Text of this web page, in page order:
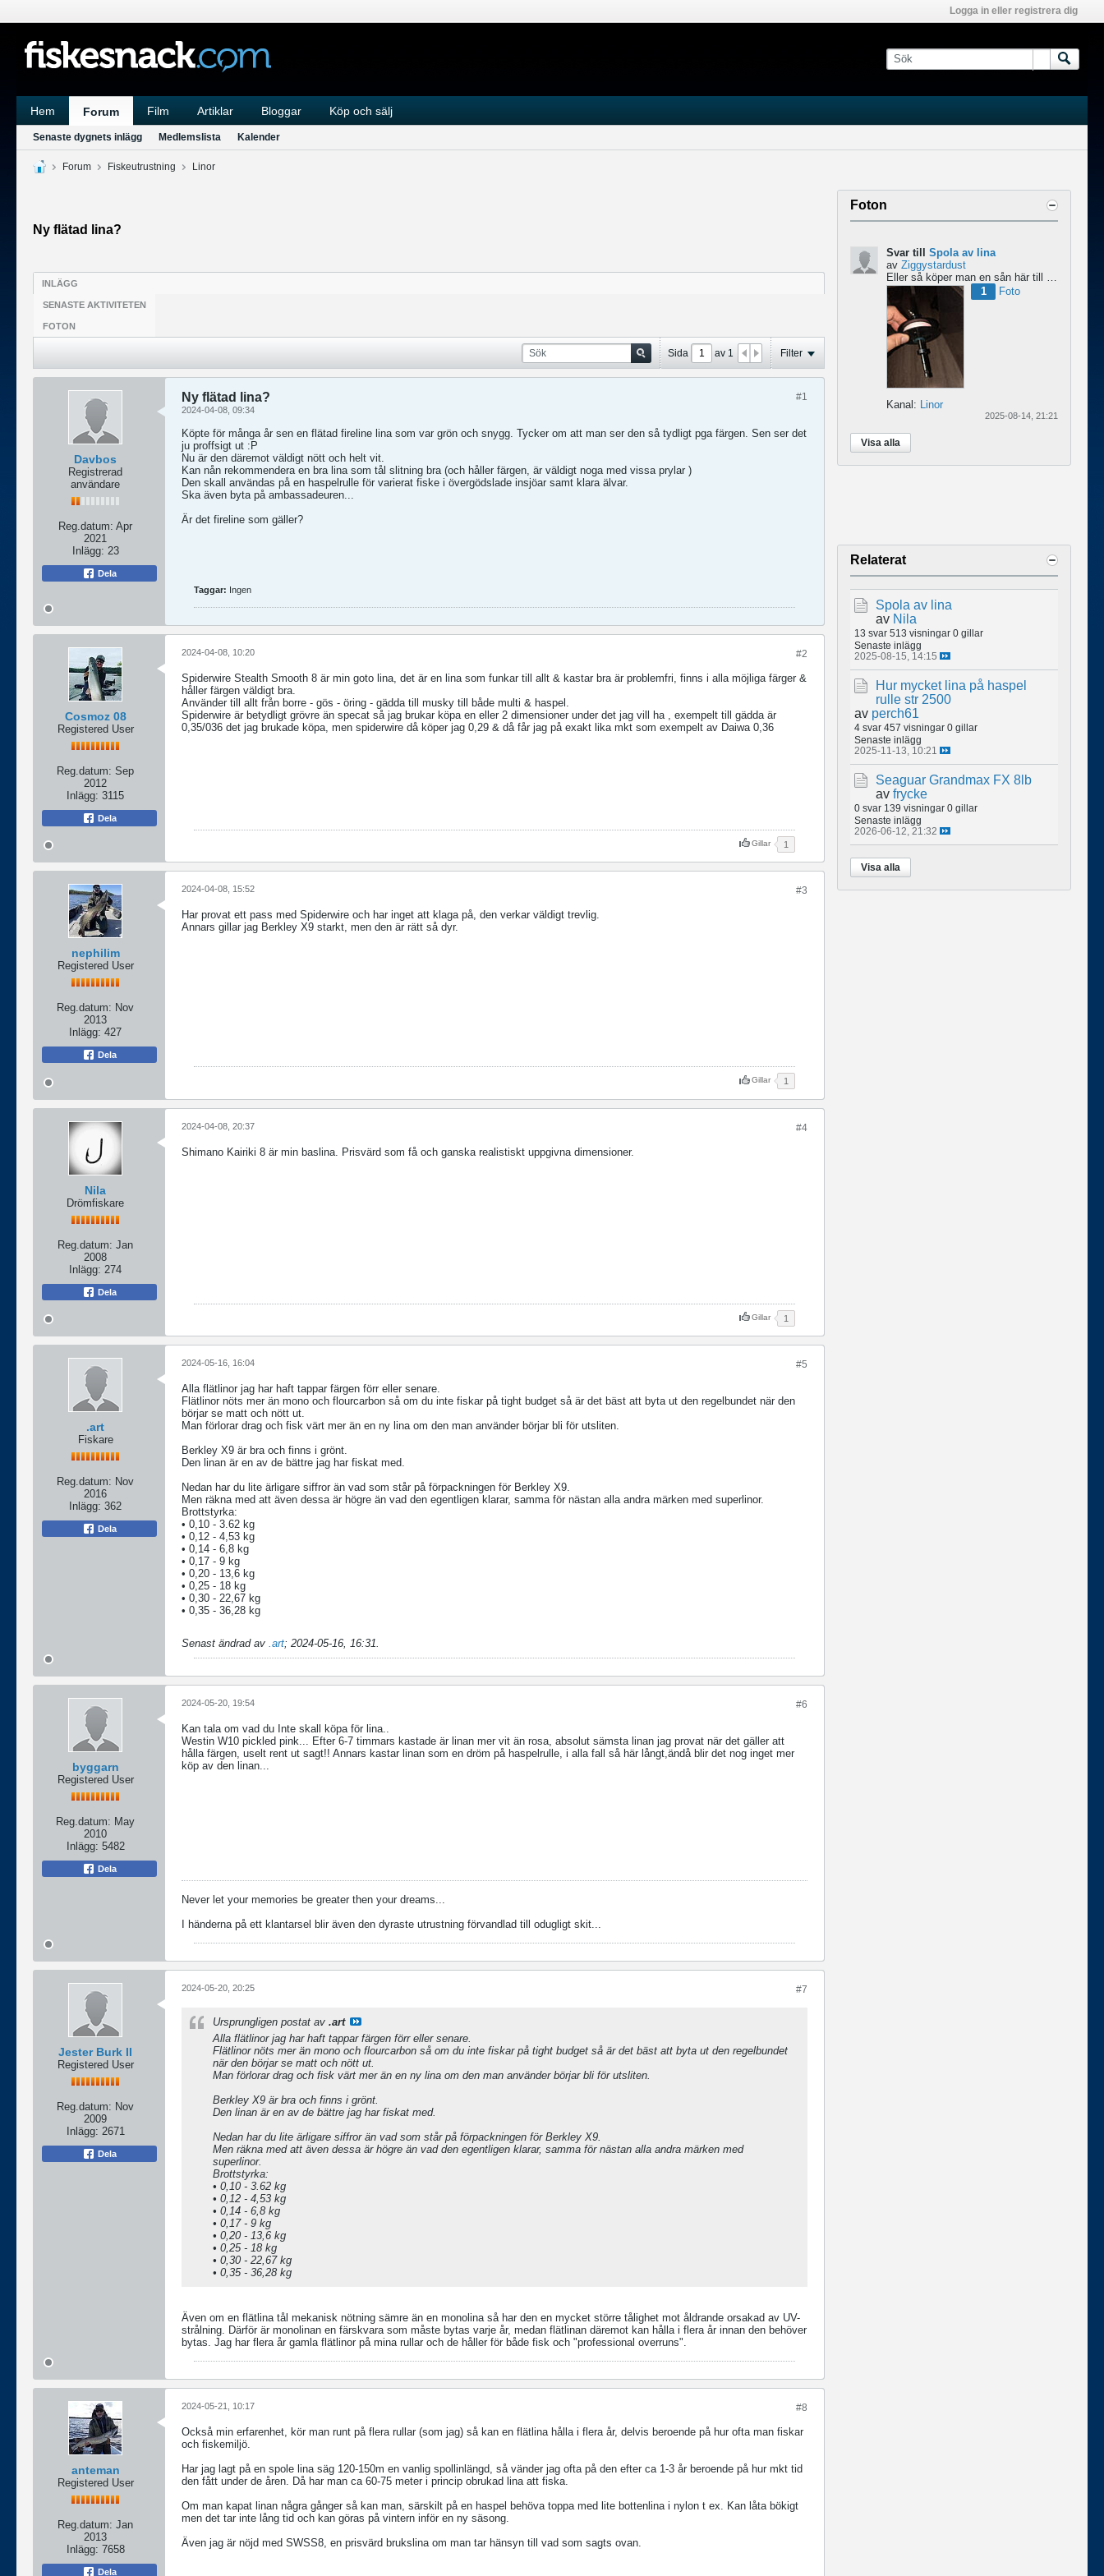
Logga in eller registrera dig
Hem Forum Film Artiklar Bloggar Köp och sälj
Senaste dygnets inlägg Medlemslista Kalender
Forum Fiskeutrustning Linor
Ny flätad lina?
INLÄGG
SENASTE AKTIVITETEN
FOTON
Sida av 1 Filter
Davbos
Registrerad
användare
Reg.datum: Apr
2021
Inlägg: 23
Dela
#1
Ny flätad lina?
2024-04-08, 09:34
Köpte för många år sen en flätad fireline lina som var grön och snygg. Tycker om att man ser den så tydligt pga färgen. Sen ser det
ju proffsigt ut :P
Nu är den däremot väldigt nött och helt vit.
Kan nån rekommendera en bra lina som tål slitning bra (och håller färgen, är väldigt noga med vissa prylar )
Den skall användas på en haspelrulle för varierat fiske i övergödslade insjöar samt klara älvar.
Ska även byta på ambassadeuren...
Är det fireline som gäller?
Taggar: Ingen
Cosmoz 08
Registered User
Reg.datum: Sep
2012
Inlägg: 3115
Dela
#2
2024-04-08, 10:20
Spiderwire Stealth Smooth 8 är min goto lina, det är en lina som funkar till allt & kastar bra är problemfri, finns i alla möjliga färger &
håller färgen väldigt bra.
Använder till allt från borre - gös - öring - gädda till musky till både multi & haspel.
Spiderwire är betydligt grövre än specat så jag brukar köpa en eller 2 dimensioner under det jag vill ha , exempelt till gädda är
0,35/036 det jag brukade köpa, men spiderwire då köper jag 0,29 & då får jag på exakt lika mkt som exempelt av Daiwa 0,36
Gillar 1
nephilim
Registered User
Reg.datum: Nov
2013
Inlägg: 427
Dela
#3
2024-04-08, 15:52
Har provat ett pass med Spiderwire och har inget att klaga på, den verkar väldigt trevlig.
Annars gillar jag Berkley X9 starkt, men den är rätt så dyr.
Gillar 1
Nila
Drömfiskare
Reg.datum: Jan
2008
Inlägg: 274
Dela
#4
2024-04-08, 20:37
Shimano Kairiki 8 är min baslina. Prisvärd som få och ganska realistiskt uppgivna dimensioner.
Gillar 1
.art
Fiskare
Reg.datum: Nov
2016
Inlägg: 362
Dela
#5
2024-05-16, 16:04
Alla flätlinor jag har haft tappar färgen förr eller senare.
Flätlinor nöts mer än mono och flourcarbon så om du inte fiskar på tight budget så är det bäst att byta ut den regelbundet när den
börjar se matt och nött ut.
Man förlorar drag och fisk värt mer än en ny lina om den man använder börjar bli för utsliten.
Berkley X9 är bra och finns i grönt.
Den linan är en av de bättre jag har fiskat med.
Nedan har du lite ärligare siffror än vad som står på förpackningen för Berkley X9.
Men räkna med att även dessa är högre än vad den egentligen klarar, samma för nästan alla andra märken med superlinor.
Brottstyrka:
• 0,10 - 3.62 kg
• 0,12 - 4,53 kg
• 0,14 - 6,8 kg
• 0,17 - 9 kg
• 0,20 - 13,6 kg
• 0,25 - 18 kg
• 0,30 - 22,67 kg
• 0,35 - 36,28 kg
Senast ändrad av .art; 2024-05-16, 16:31.
byggarn
Registered User
Reg.datum: May
2010
Inlägg: 5482
Dela
#6
2024-05-20, 19:54
Kan tala om vad du Inte skall köpa för lina..
Westin W10 pickled pink... Efter 6-7 timmars kastade är linan mer vit än rosa, absolut sämsta linan jag provat när det gäller att
hålla färgen, uselt rent ut sagt!! Annars kastar linan som en dröm på haspelrulle, i alla fall så här långt,ändå blir det nog inget mer
köp av den linan...
Never let your memories be greater then your dreams...
I händerna på ett klantarsel blir även den dyraste utrustning förvandlad till odugligt skit...
Jester Burk II
Registered User
Reg.datum: Nov
2009
Inlägg: 2671
Dela
#7
2024-05-20, 20:25
Ursprungligen postat av .art
Alla flätlinor jag har haft tappar färgen förr eller senare.
Flätlinor nöts mer än mono och flourcarbon så om du inte fiskar på tight budget så är det bäst att byta ut den regelbundet
när den börjar se matt och nött ut.
Man förlorar drag och fisk värt mer än en ny lina om den man använder börjar bli för utsliten.
Berkley X9 är bra och finns i grönt.
Den linan är en av de bättre jag har fiskat med.
Nedan har du lite ärligare siffror än vad som står på förpackningen för Berkley X9.
Men räkna med att även dessa är högre än vad den egentligen klarar, samma för nästan alla andra märken med
superlinor.
Brottstyrka:
• 0,10 - 3.62 kg
• 0,12 - 4,53 kg
• 0,14 - 6,8 kg
• 0,17 - 9 kg
• 0,20 - 13,6 kg
• 0,25 - 18 kg
• 0,30 - 22,67 kg
• 0,35 - 36,28 kg
Även om en flätlina tål mekanisk nötning sämre än en monolina så har den en mycket större tålighet mot åldrande orsakad av UV-
strålning. Därför är monolinan en färskvara som måste bytas varje år, medan flätlinan däremot kan hålla i flera år innan den behöver
bytas. Jag har flera år gamla flätlinor på mina rullar och de håller för både fisk och "professional overruns".
anteman
Registered User
Reg.datum: Jan
2013
Inlägg: 7658
Dela
#8
2024-05-21, 10:17
Också min erfarenhet, kör man runt på flera rullar (som jag) så kan en flätlina hålla i flera år, delvis beroende på hur ofta man fiskar
och fiskemiljö.
Har jag lagt på en spole lina säg 120-150m en vanlig spollinlängd, så vänder jag ofta på den efter ca 1-3 år beroende på hur mkt tid
den fått under de åren. Då har man ca 60-75 meter i princip obrukad lina att fiska.
Om man kapat linan några gånger så kan man, särskilt på en haspel behöva toppa med lite bottenlina i nylon t ex. Kan låta bökigt
men det tar inte lång tid och kan göras på vintern inför en ny säsong.
Även jag är nöjd med SWSS8, en prisvärd brukslina om man tar hänsyn till vad som sagts ovan.
Foton
Svar till Spola av lina
av Ziggystardust
Eller så köper man en sån här till skruvdragaren...
1
Foto
Kanal: Linor
2025-08-14, 21:21
Visa alla
Relaterat
Spola av lina
av Nila
13 svar 513 visningar 0 gillar
Senaste inlägg
2025-08-15, 14:15
Hur mycket lina på haspel
rulle str 2500
av perch61
4 svar 457 visningar 0 gillar
Senaste inlägg
2025-11-13, 10:21
Seaguar Grandmax FX 8lb
av frycke
0 svar 139 visningar 0 gillar
Senaste inlägg
2026-06-12, 21:32
Visa alla